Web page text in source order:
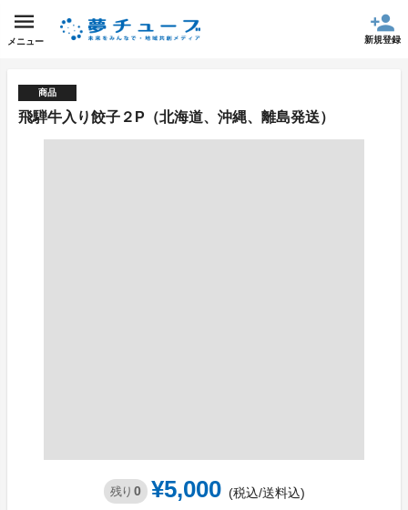
メニュー 新規登録
商品
飛騨牛入り餃子２P（北海道、沖縄、離島発送）
残り 0 ¥5,000 (税込/送料込)